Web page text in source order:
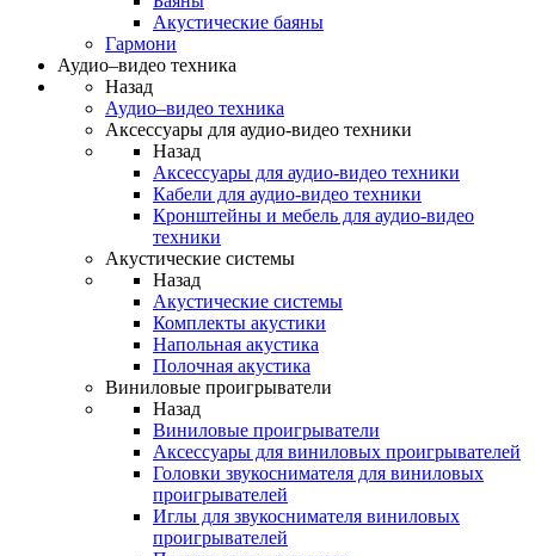
Акустические баяны
Гармони
Аудио–видео техника
Назад
Аудио–видео техника
Аксессуары для аудио-видео техники
Назад
Аксессуары для аудио-видео техники
Кабели для аудио-видео техники
Кронштейны и мебель для аудио-видео
техники
Акустические системы
Назад
Акустические системы
Комплекты акустики
Напольная акустика
Полочная акустика
Виниловые проигрыватели
Назад
Виниловые проигрыватели
Аксессуары для виниловых проигрывателей
Головки звукоснимателя для виниловых
проигрывателей
Иглы для звукоснимателя виниловых
проигрывателей